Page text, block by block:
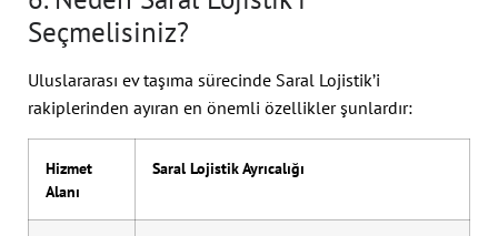
Seçmelisiniz?
Uluslararası ev taşıma sürecinde Saral Lojistik’i
rakiplerinden ayıran en önemli özellikler şunlardır:
Hizmet
Alanı
Saral Lojistik Ayrıcalığı